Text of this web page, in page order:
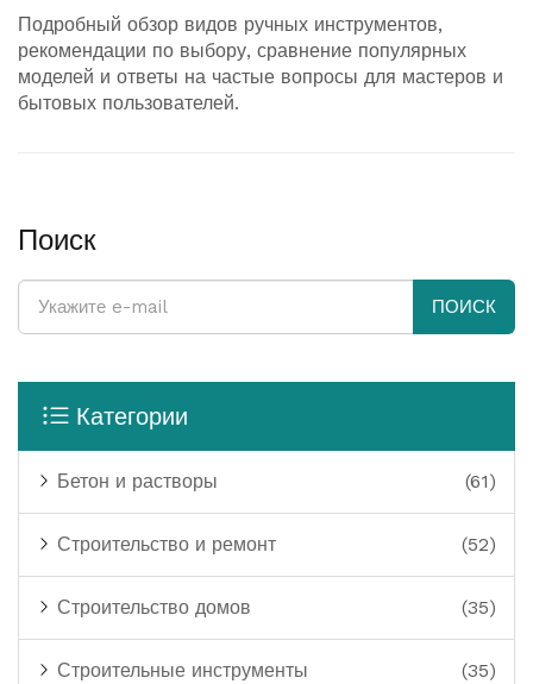
Подробный обзор видов ручных инструментов,
рекомендации по выбору, сравнение популярных
моделей и ответы на частые вопросы для мастеров и
бытовых пользователей.
Поиск
ПОИСК
Категории
Бетон и растворы (61)
Строительство и ремонт (52)
Строительство домов (35)
Строительные инструменты (35)